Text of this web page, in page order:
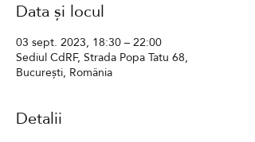
Data și locul
03 sept. 2023, 18:30 – 22:00
Sediul CdRF, Strada Popa Tatu 68,
București, România
Detalii